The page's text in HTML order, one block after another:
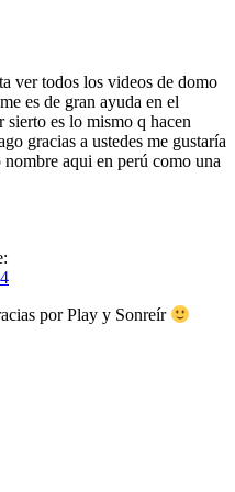
ver todos los videos de domo
es de gran ayuda en el
sierto es lo mismo q hacen
gracias a ustedes me gustaría
aqui en perú como una
por Play y Sonreír